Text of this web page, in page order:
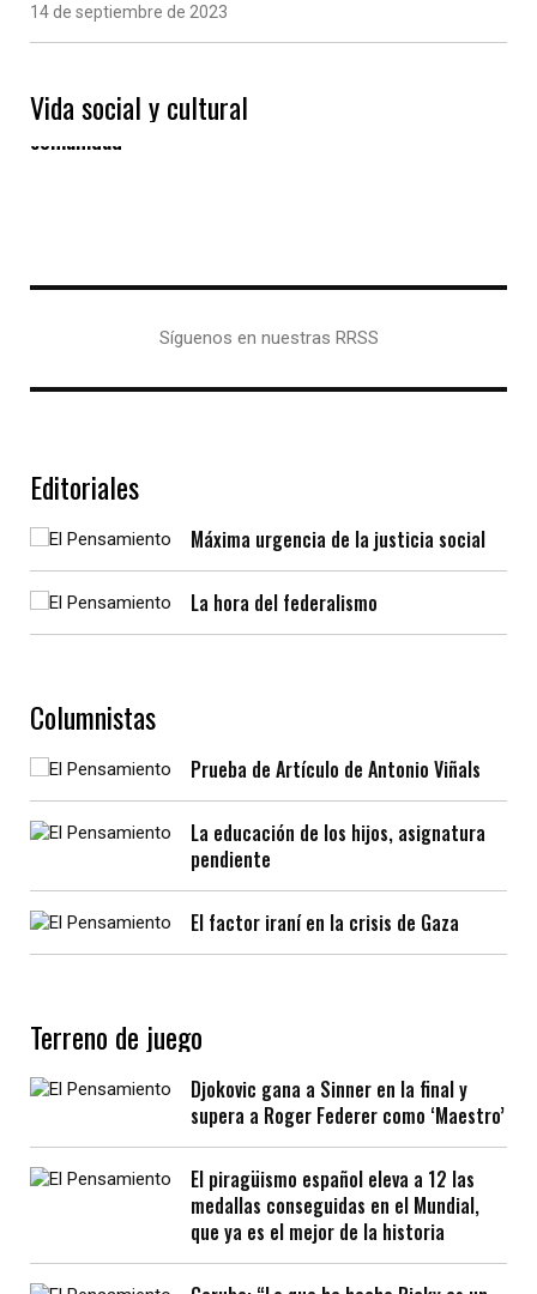
14 de septiembre de 2023
Vida social y cultural
Las “Eiras” gallegas, un modelo de vida en
comunidad
Síguenos en nuestras RRSS
Editoriales
Máxima urgencia de la justicia social
La hora del federalismo
Columnistas
Prueba de Artículo de Antonio Viñals
La educación de los hijos, asignatura
pendiente
El factor iraní en la crisis de Gaza
Terreno de juego
Djokovic gana a Sinner en la final y
supera a Roger Federer como ‘Maestro’
El piragüismo español eleva a 12 las
medallas conseguidas en el Mundial,
que ya es el mejor de la historia